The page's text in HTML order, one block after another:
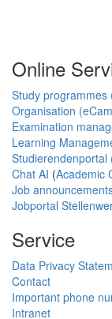
Online
Study programmes
Organisation
Examination
Learning
Studierendenportal
Chat AI (Academic
Job
Jobportal
Service
Data Privacy
Contact
Important phone
Intranet